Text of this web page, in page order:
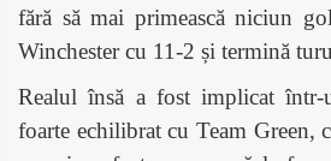
fără să mai primească niciun
Winchester cu 11-2 și termină
Realul însă a fost implicat într-
foarte echilibrat cu Team Green,